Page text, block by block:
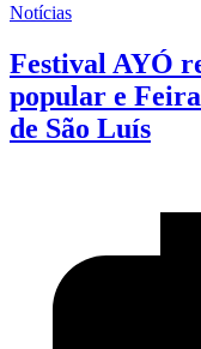
Notícias
Festival AYÓ
popular e
de São Luís